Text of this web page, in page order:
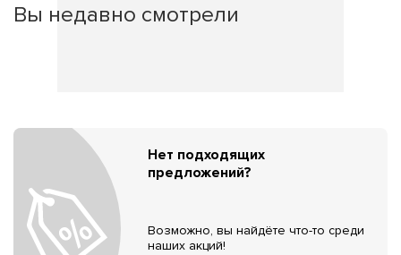
Вы недавно смотрели
Нет подходящих
предложений?
Возможно, вы найдёте что-то среди
наших акций!